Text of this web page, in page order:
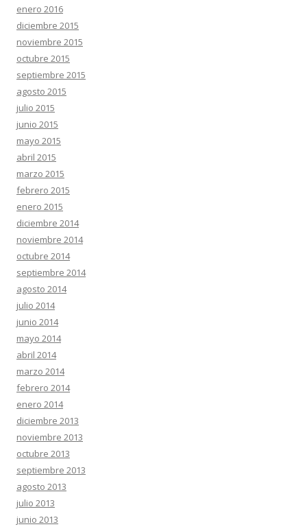
enero 2016
diciembre 2015
noviembre 2015
octubre 2015
septiembre 2015
agosto 2015
julio 2015
junio 2015
mayo 2015
abril 2015
marzo 2015
febrero 2015
enero 2015
diciembre 2014
noviembre 2014
octubre 2014
septiembre 2014
agosto 2014
julio 2014
junio 2014
mayo 2014
abril 2014
marzo 2014
febrero 2014
enero 2014
diciembre 2013
noviembre 2013
octubre 2013
septiembre 2013
agosto 2013
julio 2013
junio 2013